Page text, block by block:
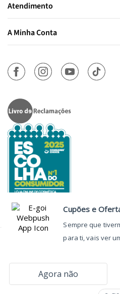
Atendimento
A Minha Conta